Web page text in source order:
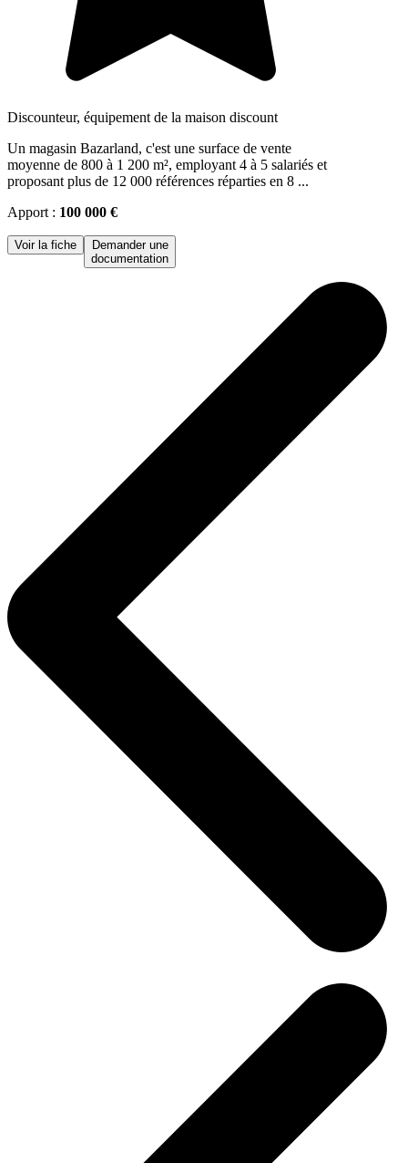
Discounteur, équipement de la maison discount
Un magasin Bazarland, c'est une surface de vente
moyenne de 800 à 1 200 m², employant 4 à 5 salariés et
proposant plus de 12 000 références réparties en 8 ...
Apport : 100 000 €
Voir la fiche
Demander une
documentation